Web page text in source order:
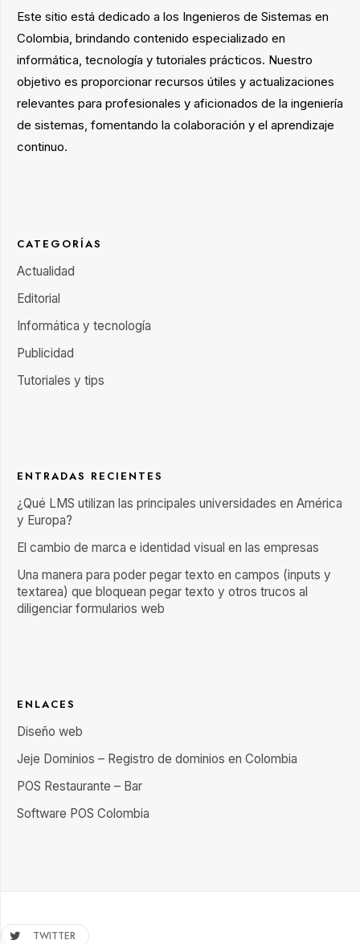
Este sitio está dedicado a los Ingenieros de Sistemas en
Colombia, brindando contenido especializado en
informática, tecnología y tutoriales prácticos. Nuestro
objetivo es proporcionar recursos útiles y actualizaciones
relevantes para profesionales y aficionados de la ingeniería
de sistemas, fomentando la colaboración y el aprendizaje
continuo.
CATEGORÍAS
Actualidad
Editorial
Informática y tecnología
Publicidad
Tutoriales y tips
ENTRADAS RECIENTES
¿Qué LMS utilizan las principales universidades en América
y Europa?
El cambio de marca e identidad visual en las empresas
Una manera para poder pegar texto en campos (inputs y
textarea) que bloquean pegar texto y otros trucos al
diligenciar formularios web
ENLACES
Diseño web
Jeje Dominios – Registro de dominios en Colombia
POS Restaurante – Bar
Software POS Colombia
TWITTER